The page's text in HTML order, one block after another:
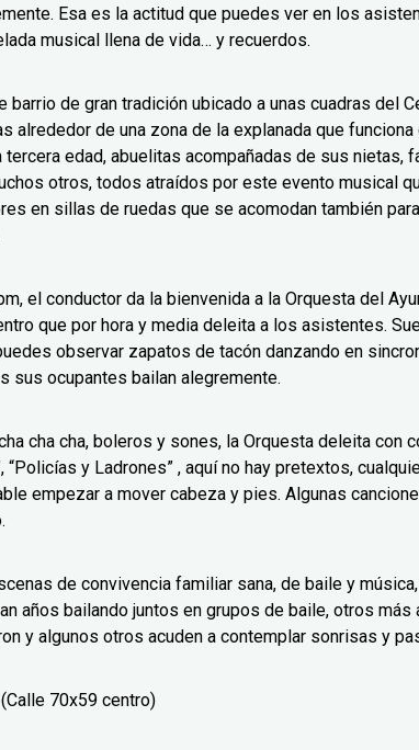
Esa es la actitud que puedes ver en los
musical llena de vida… y recuerdos.
barrio de gran tradición ubicado a unas cuadras del
alrededor de una zona de la explanada que
tercera edad, abuelitas acompañadas de sus nietas,
otros, todos atraídos por este evento musical
en sillas de ruedas que se acomodan también
el conductor da la bienvenida a la Orquesta del
que por hora y media deleita a los asistentes.
observar zapatos de tacón danzando en
sus ocupantes bailan alegremente.
cha cha, boleros y sones, la Orquesta deleita con
“Policías y Ladrones” , aquí no hay pretextos,
empezar a mover cabeza y pies. Algunas
de convivencia familiar sana, de baile y
años bailando juntos en grupos de baile, otros
y algunos otros acuden a contemplar sonrisas y
70x59 centro)